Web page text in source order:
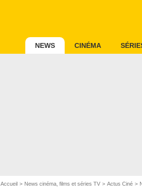
NEWS CINÉMA
Accueil News cinéma, films et séries TV Actus Ciné